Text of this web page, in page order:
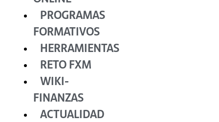
PROGRAMAS
FORMATIVOS
HERRAMIENTAS
RETO FXM
WIKI-
FINANZAS
ACTUALIDAD